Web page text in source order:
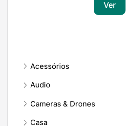
Ver
Acessórios
Audio
Cameras & Drones
Casa